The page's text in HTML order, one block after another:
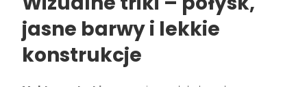
jasne barwy i lekkie
konstrukcje